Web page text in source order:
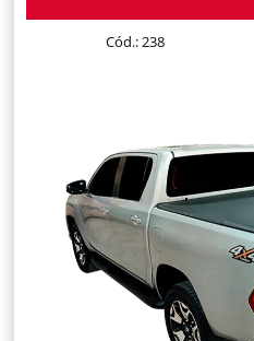
Cód.: 238